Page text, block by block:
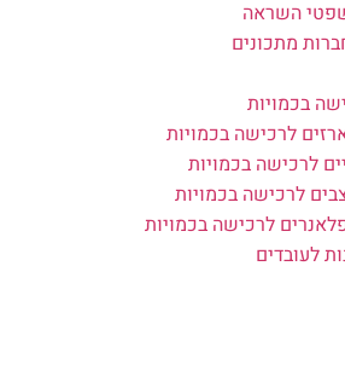
השראה
מתכונים
בכמויות
לרכישה בכמויות
לרכישה בכמויות
לרכישה בכמויות
לרכישה בכמויות
לעובדים